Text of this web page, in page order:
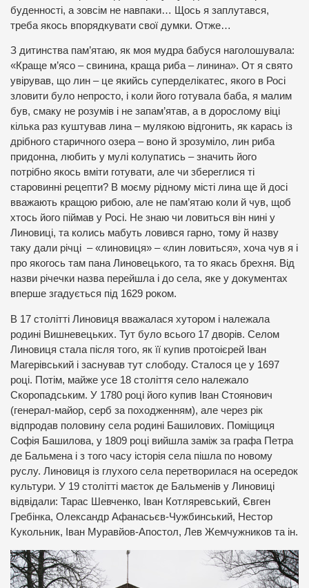
буденності, а зовсім не навпаки… Щось я заплутався,
треба якось впорядкувати свої думки. Отже…
З дитинства пам’ятаю, як моя мудра бабуся наголошувала:
«Краще м’ясо – свинина, краща риба – линина». От я свято
увірував, що лин – це якийсь суперделікатес, якого в Росі
зловити було непросто, і коли його готувала баба, я малим
був, смаку не розумів і не запам’ятав, а в дорослому віці
кілька раз куштував лина – мулякою відгонить, як карась із
дрібного старичного озера – воно й зрозуміло, лин риба
придонна, любить у мулі колупатись – значить його
потрібно якось вміти готувати, але чи збереглися ті
старовинні рецепти? В моєму рідному місті лина ще й досі
вважають кращою рибою, але не пам’ятаю коли й чув, щоб
хтось його піймав у Росі. Не знаю чи ловиться він нині у
Линовиці, та колись мабуть ловився гарно, тому й назву
таку дали річці – «линовиця» – «лин ловиться», хоча чув я і
про якогось там пана Линовецького, та то якась брехня. Від
назви річечки назва перейшла і до села, яке у документах
вперше згадується під 1629 роком.
В 17 столітті Линовиця вважалася хутором і належала
родині Вишневецьких. Тут було всього 17 дворів. Селом
Линовиця стала після того, як її купив протоієрей Іван
Магерівський і заснував тут слободу. Сталося це у 1697
році. Потім, майже усе 18 століття село належало
Скоропадським. У 1780 році його купив Іван Стоянович
(генерал-майор, серб за походженням), але через рік
відпродав половину села родині Башилових. Поміщиця
Софія Башилова, у 1809 році вийшла заміж за графа Петра
де Бальмена і з того часу історія села пішла по новому
руслу. Линовиця із глухого села перетворилася на осередок
культури. У 19 столітті маєток де Бальменів у Линовиці
відвідали: Тарас Шевченко, Іван Котляревський, Євген
Гребінка, Олександр Афанасьєв-Чужбинський, Нестор
Кукольник, Іван Муравйов-Апостол, Лев Жемчужников та ін.